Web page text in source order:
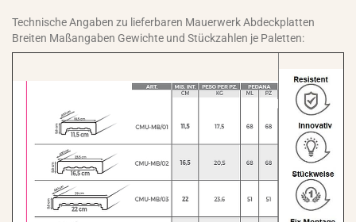
Technische Angaben zu lieferbaren Mauerwerk Abdeckplatten
Breiten Maßangaben Gewichte und Stückzahlen je Paletten: